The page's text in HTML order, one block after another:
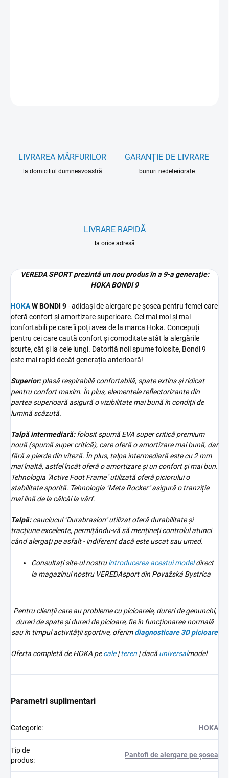
LIVRAREA MĂRFURILOR
la domiciliul dumneavoastră
GARANȚIE DE LIVRARE
bunuri nedeteriorate
LIVRARE RAPIDĂ
la orice adresă
VEREDA SPORT prezintă un nou produs în a 9-a generație:
HOKA BONDI 9
HOKAW BONDI 9- adidași de alergare pe șosea pentru femei care
oferă confort și amortizare superioare. Cei mai moi și mai
confortabili pe care îi poți avea de la marca Hoka. Concepuți
pentru cei care caută confort și comoditate atât la alergările
scurte, cât și la cele lungi. Datorită noii spume folosite, Bondi 9
este mai rapid decât generația anterioară!
Superior:plasă respirabilă confortabilă, spate extins și ridicat
pentru confort maxim. În plus, elementele reflectorizante din
partea superioară asigură o vizibilitate mai bună în condiții de
lumină scăzută.
Talpă intermediară:folosit spumă EVA super critică premium
nouă (spumă super critică), care oferă o amortizare mai bună, dar
fără a pierde din viteză. În plus, talpa intermediară este cu 2 mm
mai înaltă, astfel încât oferă o amortizare și un confort și mai bun.
Tehnologia "Active Foot Frame" utilizată oferă piciorului o
stabilitate sporită. Tehnologia "Meta Rocker" asigură o tranziție
mai lină de la călcâi la vârf.
Talpă: cauciucul "Durabrasion" utilizat oferă durabilitate și
tracțiune excelente, permițându-vă să mențineți controlul atunci
când alergați pe asfalt - indiferent dacă este uscat sau umed.
Consultați site-ul nostru introducerea acestui model direct
la magazinul nostru VEREDAsport din Považská Bystrica
Pentru clienții care au probleme cu picioarele, dureri de genunchi,
dureri de spate și dureri de picioare, fie în funcționarea normală
sau în timpul activității sportive, oferimdiagnosticare 3Dpicioare
Oferta completă de HOKA pecale|teren | dacăuniversalmodel
Parametri suplimentari
Categorie: HOKA
Tip de
produs:
Pantofi de alergare pe șosea